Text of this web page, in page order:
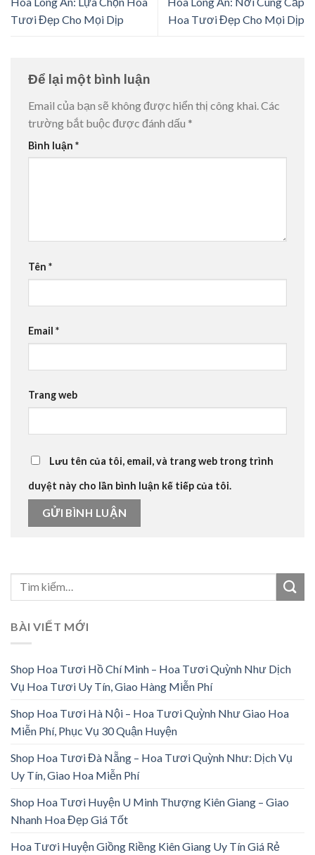
Tươi Đẹp Cho Mọi Dịp
Hoa Tươi Đẹp Cho Mọi Dịp
Để lại một bình luận
Email của bạn sẽ không được hiển thị công khai. Các
trường bắt buộc được đánh dấu *
Bình luận *
Tên *
Email *
Trang web
Lưu tên của tôi, email, và trang web trong trình
duyệt này cho lần bình luận kế tiếp của tôi.
BÀI VIẾT MỚI
Shop Hoa Tươi Hồ Chí Minh – Hoa Tươi Quỳnh Như Dịch
Vụ Hoa Tươi Uy Tín, Giao Hàng Miễn Phí
Shop Hoa Tươi Hà Nội – Hoa Tươi Quỳnh Như Giao Hoa
Miễn Phí, Phục Vụ 30 Quận Huyện
Shop Hoa Tươi Đà Nẵng – Hoa Tươi Quỳnh Như: Dịch Vụ
Uy Tín, Giao Hoa Miễn Phí
Shop Hoa Tươi Huyện U Minh Thượng Kiên Giang – Giao
Nhanh Hoa Đẹp Giá Tốt
Hoa Tươi Huyện Giồng Riềng Kiên Giang Uy Tín Giá Rẻ